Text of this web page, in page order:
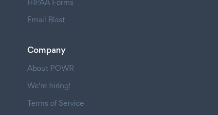
HIPAA Forms
Email Blast
Company
About POWR
We're hiring!
Terms of Service